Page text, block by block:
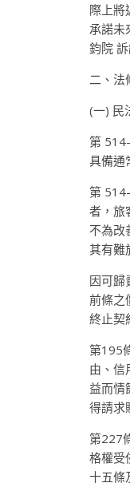
際上將
承諾未
鈞院
二、法
(一) 民
第
具備通
第
者，旅
不為改
其有難
因可歸
前條之
終止契
第195
由、信
益而情
得請求
第227
格權受
十五條